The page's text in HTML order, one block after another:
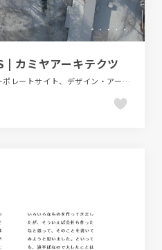
| カミヤアーキテクツ
エレガント、ギャラリー風、コーポレートサイト、デザイン・アート・音楽・文芸、ホワイト系、動画が流れる